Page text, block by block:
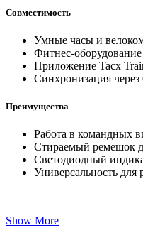
Совместимость
Умные часы и
Фитнес-
Приложение Tacx
Синхронизация через
Преимущества
Работа в командных
Стираемый ремешок
Светодиодный
Универсальность для
Show More